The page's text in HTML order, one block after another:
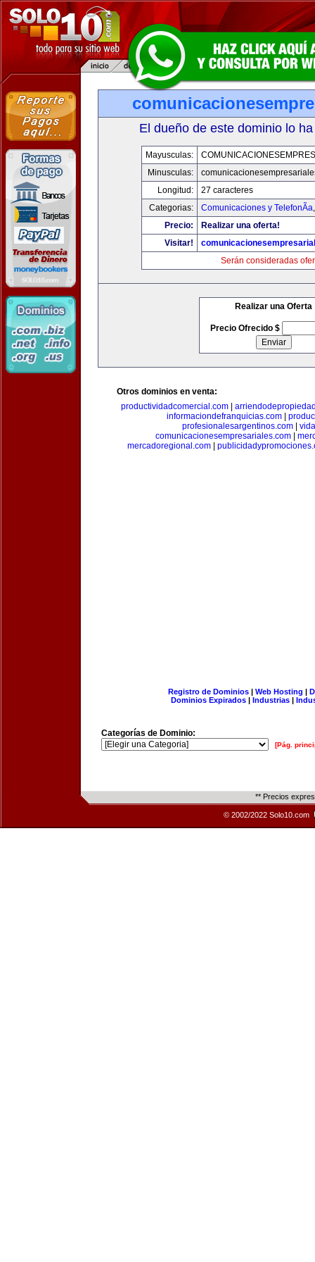
El dueño de este dominio lo
Mayusculas:
Minusculas:
Longitud:
27 caracteres
Categorias:
Comunicaciones y TelefonÃ­a
Precio:
Realizar una oferta!
Visitar!
Serán consideradas
Realizar una Oferta
Precio Ofrecido $
Otros dominios en venta:
productividadcomercial.com
informaciondefranquicias.com
profesionalesargentinos.com|
comunicacionesempresariales.com
mercadoregional.com
Registro de Dominios| Web Hosting |
Dominios Expirados | Industrias |
Categorías de Dominio:
[Pág.
** Precios
© 2002/2022 Solo10.com